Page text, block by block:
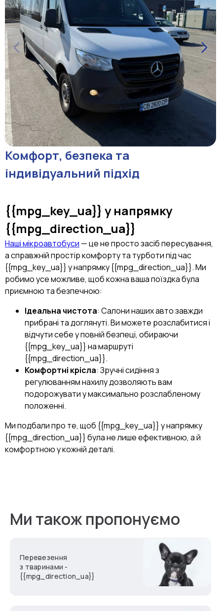
Комфорт, безпека та
індивідуальний підхід
{{mpg_key_ua}} у напрямку
{{mpg_direction_ua}}
Наші мікроавтобуси — це не просто засіб пересування,
а справжній простір комфорту та турботи під час
{{mpg_key_ua}} у напрямку {{mpg_direction_ua}}. Ми
робимо усе можливе, щоб кожна ваша поїздка була
приємною та безпечною:
Ідеальна чистота: Салони наших авто завжди
прибрані та доглянуті. Ви можете розслабитися і
відчути себе у повній безпеці, обираючи
{{mpg_key_ua}} на маршруті
{{mpg_direction_ua}}.
Комфортні крісла: Зручні сидіння з
регулюванням нахилу дозволяють вам
подорожувати у максимально розслабленому
положенні.
Ми подбали про те, щоб {{mpg_key_ua}} у напрямку
{{mpg_direction_ua}} була не лише ефективною, а й
комфортною у кожній деталі.
Ми також пропонуємо
Перевезення
з тваринами -
{{mpg_direction_ua}}